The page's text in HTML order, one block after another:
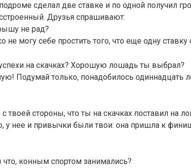
сделал две ставке и по одной получил
Друзья спрашивают:
не рад?
не могу себе простить того, что еще одну ставку
на скачках? Хорошую лошадь ты выбрал?
Подумай только, понадобилось одиннадцать
твоей стороны, что ты на скачках поставил на
нее и привычки были твои: она пришла к
конным спортом занимались?